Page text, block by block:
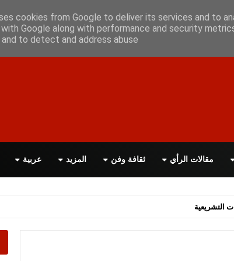
اتصل بنا اقرأ الصحيفة PDF
مقالات الرأي ثقافة وفن المزيد عربية
البريطانية
cookies from Google to deliver its services and to
with Google along with performance and security
to detect and address abuse.